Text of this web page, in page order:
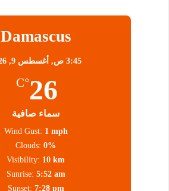
Damascus
3:45 ص, أغسطس 9, 2026
26
°C
سماء صافية
Wind Gust: 1 mph
Clouds: 0%
Visibility: 10 km
Sunrise: 5:52 am
Sunset: 7:28 pm